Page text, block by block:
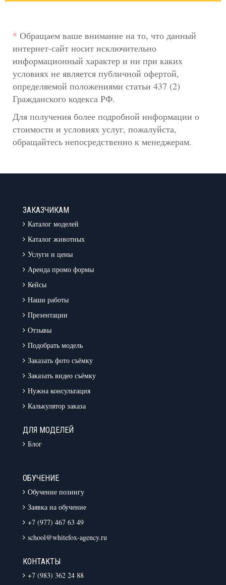
* Обращаем ваше внимание на то, что данный
интернет-сайт носит исключительно
информационный характер и ни при каких
условиях не является публичной офертой,
определяемой положениями статьи 437 (2)
Гражданского кодекса РФ.
Для получения более подробной информации о
стоимости и условиях услуг, пожалуйста,
обращайтесь непосредственно к менеджерам.
ЗАКАЗЧИКАМ
Каталог моделей
Каталог животных
Услуги и цены
Аренда промо формы
Кейсы
Наши работы
Презентации
Отзывы
Подобрать модель
Заказать фото съёмку
Заказать видео съёмку
Нужна консультация
Калькулятор заказа
ДЛЯ МОДЕЛЕЙ
Блог
ОБУЧЕНИЕ
Обучение позингу
Заявка на обучение
+7 (977) 467 63 49
school@whitefox-agency.ru
КОНТАКТЫ
+7 (983) 362 24 88